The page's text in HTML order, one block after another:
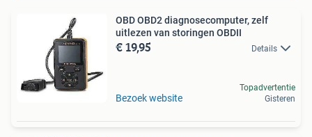
OBD OBD2 diagnosecomputer, zelf
uitlezen van storingen OBDII
€ 19,95 Details
Bezoek website
Topadvertentie
Gisteren